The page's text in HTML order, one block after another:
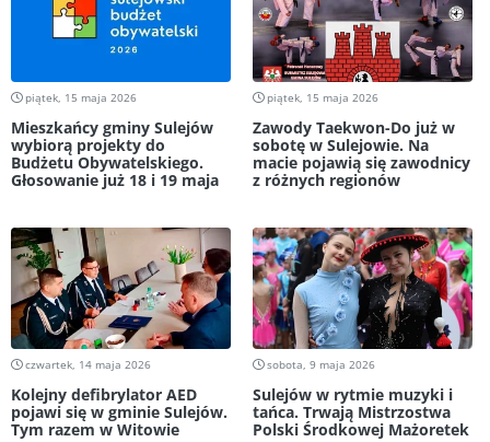
piątek, 15 maja 2026
Mieszkańcy gminy Sulejów
wybiorą projekty do
Budżetu Obywatelskiego.
Głosowanie już 18 i 19 maja
piątek, 15 maja 2026
Zawody Taekwon-Do już w
sobotę w Sulejowie. Na
macie pojawią się zawodnicy
z różnych regionów
czwartek, 14 maja 2026
Kolejny defibrylator AED
pojawi się w gminie Sulejów.
Tym razem w Witowie
sobota, 9 maja 2026
Sulejów w rytmie muzyki i
tańca. Trwają Mistrzostwa
Polski Środkowej Mażoretek